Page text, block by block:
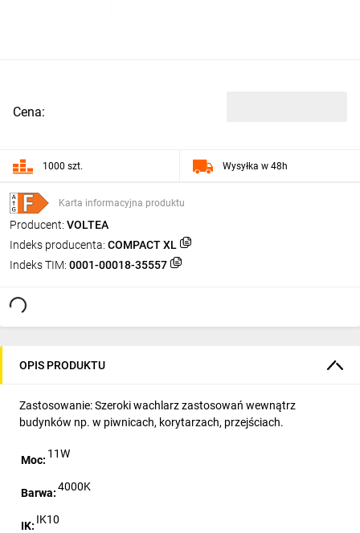
Karta informacyjna produktu
Producent: VOLTEA
Indeks producenta: COMPACT XL
Indeks TIM: 0001-00018-35557
Cena:
1000 szt. Wysyłka w 48h
OPIS PRODUKTU
Zastosowanie: Szeroki wachlarz zastosowań wewnątrz
budynków np. w piwnicach, korytarzach, przejściach.
Moc: 11W
Barwa:4000K
IK: IK10